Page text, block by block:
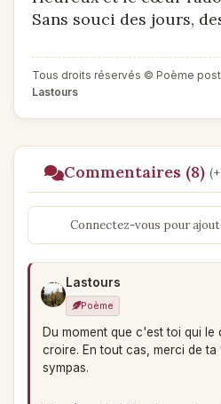
Sans souci des jours,
Tous droits réservés © Poème
Lastours
Commentaires (8)
Connectez-vous pour
Lastours
Poème
Du moment que c'est toi qui le
croire. En tout cas, merci de ta
sympas.